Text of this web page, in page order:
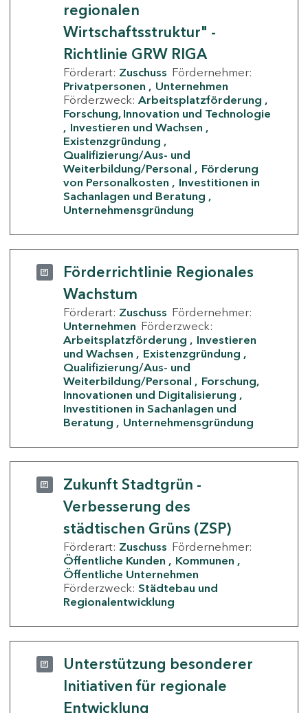
regionalen
Wirtschaftsstruktur" -
Richtlinie GRW RIGA
Förderart: Zuschuss Fördernehmer:
Privatpersonen
Unternehmen
Förderzweck: Arbeitsplatzförderung
Forschung, Innovation und Technologie
Investieren und Wachsen
Existenzgründung
Qualifizierung/Aus- und
Weiterbildung/Personal
Förderung
von Personalkosten
Investitionen in
Sachanlagen und Beratung
Unternehmensgründung
Förderrichtlinie Regionales
Wachstum
Förderart: Zuschuss Fördernehmer:
Unternehmen Förderzweck:
Arbeitsplatzförderung
Investieren
und Wachsen
Existenzgründung
Qualifizierung/Aus- und
Weiterbildung/Personal
Forschung,
Innovationen und Digitalisierung
Investitionen in Sachanlagen und
Beratung
Unternehmensgründung
Zukunft Stadtgrün -
Verbesserung des
städtischen Grüns (ZSP)
Förderart: Zuschuss Fördernehmer:
Öffentliche Kunden
Kommunen
Öffentliche Unternehmen
Förderzweck: Städtebau und
Regionalentwicklung
Unterstützung besonderer
Initiativen für regionale
Entwicklung